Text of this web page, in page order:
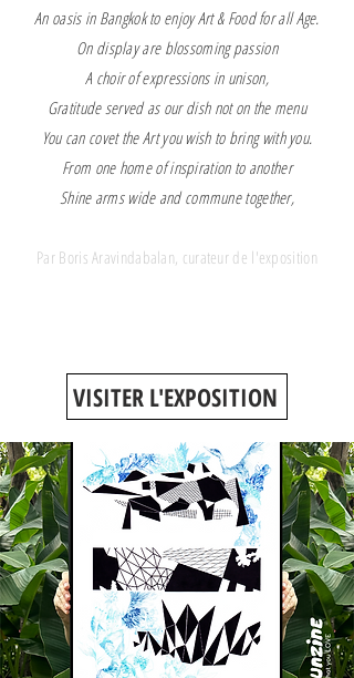
An oasis in Bangkok to enjoy Art & Food for all Age.
On display are blossoming passion
A choir of expressions in unison,
Gratitude served as our dish not on the menu
You can covet the Art you wish to bring with you.
From one home of inspiration to another
Shine arms wide and commune together,
Par Boris Aravindabalan, curateur de l'exposition
VISITER L'EXPOSITION